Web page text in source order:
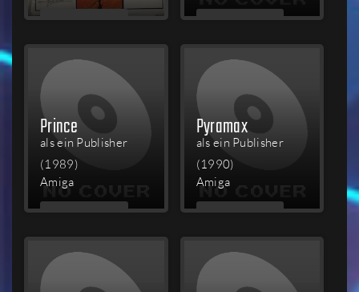
MEHR MEHR
Prince
als ein Publisher
(1989)
Amiga
MEHR
Pyramax
als ein Publisher
(1990)
Amiga
MEHR